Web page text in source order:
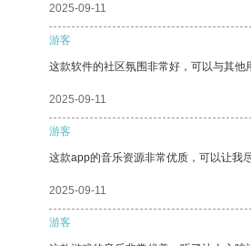
2025-09-11
游客
这款软件的社区氛围非常好，可以与其他
2025-09-11
游客
这款app的音乐资源非常优质，可以让我
2025-09-11
游客